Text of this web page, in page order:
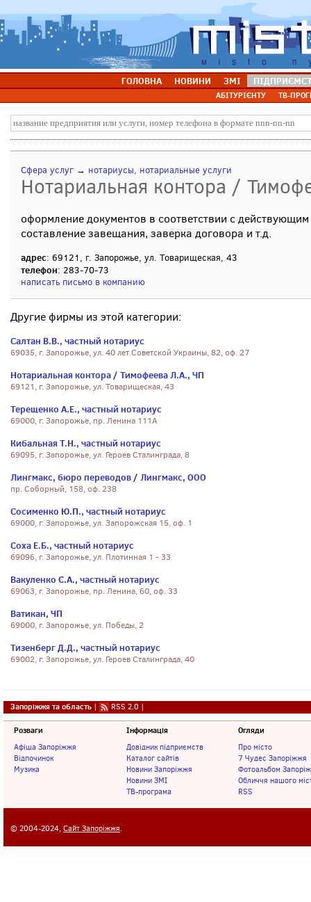
ГОЛОВНА НОВИНИ ЗМІ
АБІТУРІЄНТУ ТВ-
Сфера услуг → нотариусы, нотариальные услуги
Нотариальная контора /
оформление документов в соответствии с
составление завещания, заверка договора и т.д.
адрес: 69121, г. Запорожье, ул. Товарищеская, 43
телефон: 283-70-73
написать письмо в компанию
Другие фирмы из этой категории:
Салтан В.В., частный нотариус
69035, г. Запорожье, ул. 40 лет Советской Украины, 82, оф. 27
Нотариальная контора / Тимофеева Л.А., ЧП
69121, г. Запорожье, ул. Товарищеская, 43
Терещенко А.Е., частный нотариус
69000, г. Запорожье, пр. Ленина 111А
Кибальная Т.Н., частный нотариус
69095, г. Запорожье, ул. Героев Сталинграда, 8
Лингмакс, бюро переводов / Лингмакс, ООО
пр. Соборный, 158, оф. 238
Сосименко Ю.П., частный нотариус
69000, г. Запорожье, ул. Запорожская 15, оф. 1
Соха Е.Б., частный нотариус
69096, г. Запорожье, ул. Плотинная 1 - 33
Вакуленко С.А., частный нотариус
69063, г. Запорожье, пр. Ленина, 60, оф. 33
Ватикан, ЧП
69000, г. Запорожье, ул. Победы, 2
Тизенберг Д.Д., частный нотариус
69002, г. Запорожье, ул. Героев Сталинграда, 40
Запоріжжя та область | RSS 2.0 |
Розваги
Афіша Запоріжжя
Відпочинок
Музика
Інформація
Довідник підприємств
Каталог сайтів
Новини Запоріжжя
Новини ЗМІ
ТВ-програма
Огляди
Про місто
7 Чудес Запоріжжя
Фотоальбом
Обличчя нашого
RSS
© 2004-2024, Сайт Запоріжжя.